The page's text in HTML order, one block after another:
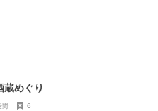
めぐり
野 6